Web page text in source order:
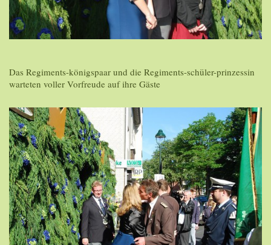
Das Regiments-königspaar und die Regiments-schüler-prinzessin
warteten voller Vorfreude auf ihre Gäste